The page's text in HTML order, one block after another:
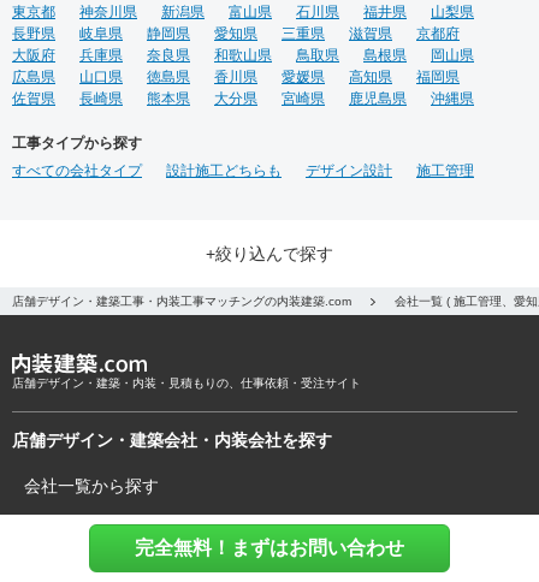
完全無料！まずはお問い合わせ
東京都
神奈川県 新潟県 富山県 石川県 福井県
山梨県
長野県
岐阜県 静岡県 愛知県 三重県 滋賀県
京都府
大阪府
兵庫県 奈良県 和歌山県 鳥取県 島根県
岡山県
広島県
山口県 徳島県 香川県 愛媛県 高知県
福岡県
佐賀県
長崎県 熊本県 大分県 宮崎県 鹿児島県 沖縄県
工事タイプから探す
すべての会社タイプ
設計施工どちらも デザイン設計 施工管理
+絞り込んで探す
店舗デザイン・建築工事・内装工事マッチングの内装建築.com 会社一覧 ( 施工管理、愛
店舗デザイン・建築・内装・見積もりの、仕事依頼・受注サイト
店舗デザイン・建築会社・内装会社を探す
会社一覧から探す